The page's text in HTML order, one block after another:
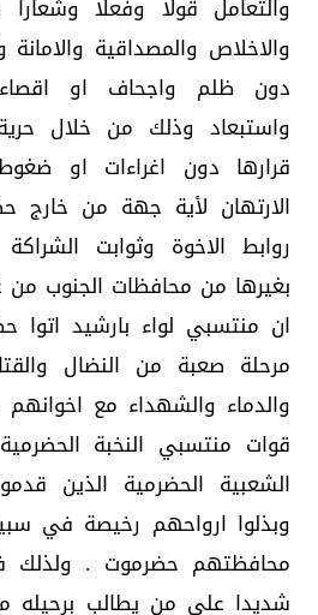
والتعامل قولا وفعلا
والاخلاص والمصداقية
دون ظلم واجحاف او
واستبعاد وذلك من خلال حرية
قرارها دون اغراءات او
الارتهان لأية جهة من خارج
روابط الاخوة وثوابت
ان منتسبي لواء بارشيد
مرحلة صعبة من النضال
والدماء والشهداء مع اخوانهم
قوات منتسبي النخبة
الشعبية الحضرمية الذين
وبذلوا ارواحهم رخيصة في
محافظتهم حضرموت . ولذلك
شديدا على من يطالب برحيله